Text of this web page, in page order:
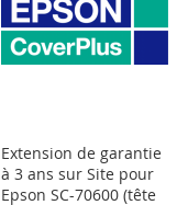
Extension de garantie
à 3 ans sur Site pour
Epson SC-70600 (tête